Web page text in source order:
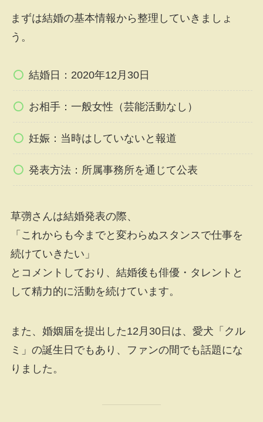
まずは結婚の基本情報から整理していきましょ
う。
結婚日：2020年12月30日
お相手：一般女性（芸能活動なし）
妊娠：当時はしていないと報道
発表方法：所属事務所を通じて公表
草彅さんは結婚発表の際、
「これからも今までと変わらぬスタンスで仕事を
続けていきたい」
とコメントしており、結婚後も俳優・タレントと
して精力的に活動を続けています。
また、婚姻届を提出した12月30日は、愛犬「クル
ミ」の誕生日でもあり、ファンの間でも話題にな
りました。